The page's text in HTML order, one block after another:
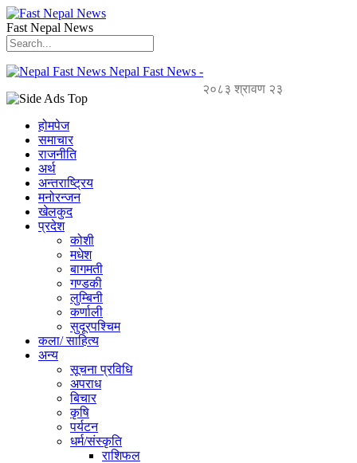
Fast Nepal News
Nepal Fast News -
२०८३ श्रावण २३
होमपेज
समाचार
राजनीति
अर्थ
अन्तराष्ट्रिय
मनोरन्जन
खेलकुद
प्रदेश
कोशी
मधेश
बागमती
गण्डकी
लुम्बिनी
कर्णाली
सुदूरपश्चिम
कला/ साहित्य
अन्य
सूचना प्रविधि
अपराध
बिचार
कृषि
पर्यटन
धर्म/संस्कृति
राशिफल